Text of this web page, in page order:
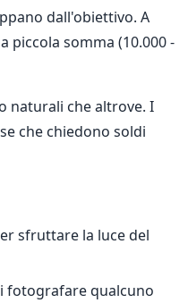
dall'obiettivo. A
piccola somma (10.000 -
naturali che altrove. I
che chiedono soldi
sfruttare la luce del
fotografare qualcuno